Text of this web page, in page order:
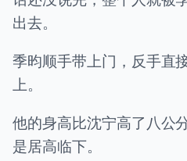
出去。
季昀顺手带上门，反手直
上。
他的身高比沈宁高了八公
是居高临下。